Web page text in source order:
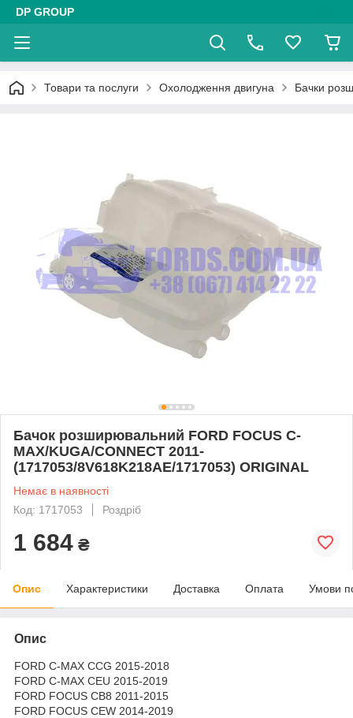
DP GROUP
Товари та послуги Охолодження двигуна Бачки
Бачок розширювальний FORD FOCUS C-
MAX/KUGA/CONNECT 2011-
(1717053/8V618K218AE/1717053) ORIGINAL
Немає в наявності
Код: 1717053
Роздріб
1 684 ₴
Опис Характеристики Доставка Оплата Умови
Опис
FORD C-MAX CCG 2015-2018
FORD C-MAX CEU 2015-2019
FORD FOCUS CB8 2011-2015
FORD FOCUS CEW 2014-2019